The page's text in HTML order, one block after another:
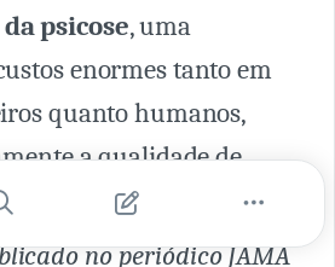
psicose, uma
enormes tanto em
quanto humanos,
a qualidade de
no periódico JAMA